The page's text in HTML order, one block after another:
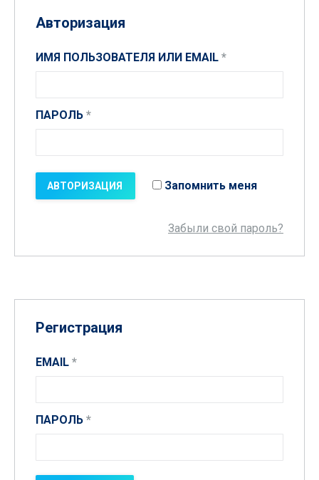
Авторизация
ИМЯ ПОЛЬЗОВАТЕЛЯ ИЛИ EMAIL *
ПАРОЛЬ *
Запомнить меня
Забыли свой пароль?
Регистрация
EMAIL *
ПАРОЛЬ *